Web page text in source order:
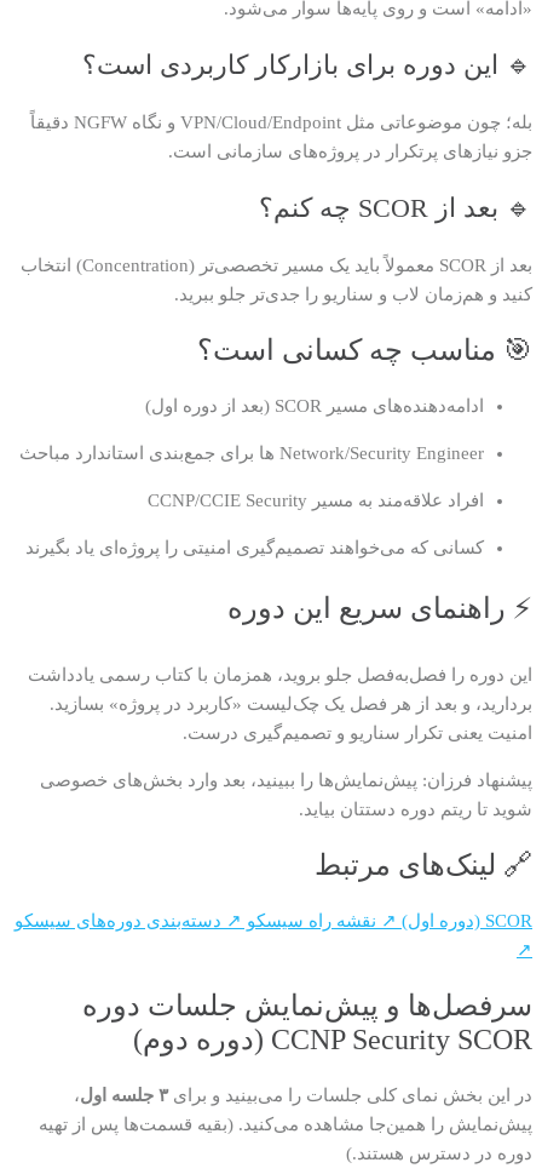
«ادامه» است و روی پایه‌ها سوار می‌شود.
🔹 این دوره برای بازارکار کاربردی است؟
بله؛ چون موضوعاتی مثل VPN/Cloud/Endpoint و نگاه NGFW دقیقاً
جزو نیازهای پرتکرار در پروژه‌های سازمانی است.
🔹 بعد از SCOR چه کنم؟
بعد از SCOR معمولاً باید یک مسیر تخصصی‌تر (Concentration) انتخاب
کنید و هم‌زمان لاب و سناریو را جدی‌تر جلو ببرید.
🎯 مناسب چه کسانی است؟
ادامه‌دهنده‌های مسیر SCOR (بعد از دوره اول)
Network/Security Engineer ها برای جمع‌بندی استاندارد مباحث
افراد علاقه‌مند به مسیر CCNP/CCIE Security
کسانی که می‌خواهند تصمیم‌گیری امنیتی را پروژه‌ای یاد بگیرند
⚡ راهنمای سریع این دوره
این دوره را فصل‌به‌فصل جلو بروید، همزمان با کتاب رسمی یادداشت
بردارید، و بعد از هر فصل یک چک‌لیست «کاربرد در پروژه» بسازید.
امنیت یعنی تکرار سناریو و تصمیم‌گیری درست.
پیشنهاد فرزان: پیش‌نمایش‌ها را ببینید، بعد وارد بخش‌های خصوصی
شوید تا ریتم دوره دستتان بیاید.
🔗 لینک‌های مرتبط
SCOR (دوره اول) ↗ نقشه راه سیسکو ↗ دسته‌بندی دوره‌های سیسکو
↗
سرفصل‌ها و پیش‌نمایش جلسات دوره
CCNP Security SCOR (دوره دوم)
در این بخش نمای کلی جلسات را می‌بینید و برای۳ جلسه اول
،
پیش‌نمایش را همین‌جا مشاهده می‌کنید. (بقیه قسمت‌ها پس از تهیه
دوره در دسترس هستند.)